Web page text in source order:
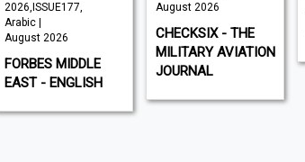
2026,ISSUE177,
Arabic |
August 2026
FORBES MIDDLE
EAST - ENGLISH
August 2026
CHECKSIX - THE
MILITARY AVIATION
JOURNAL